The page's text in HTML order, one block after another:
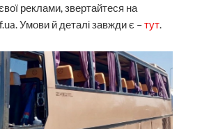
реклами, звертайтеся на
Умови й деталі завжди є –тут.